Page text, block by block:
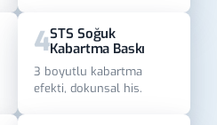
4STS Soğuk
Kabartma Baskı
3 boyutlu kabartma
efekti, dokunsal his.